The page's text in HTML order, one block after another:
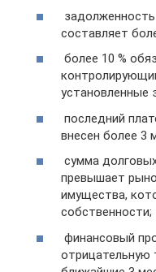
составляет
более 10 %
установленные
последний
внесен более 3
сумма
превышает
имущества,
собственности;
финансовый
отрицательную